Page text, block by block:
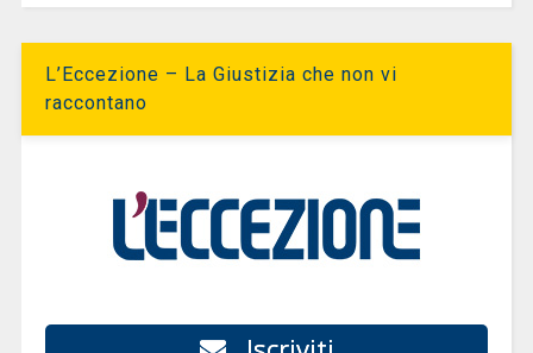
L’Eccezione – La Giustizia che non vi
raccontano